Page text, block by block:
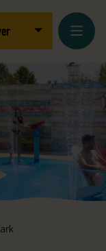
Ouvrir/fermer